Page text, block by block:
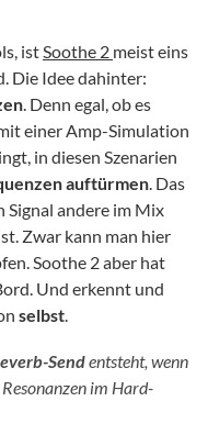
istSoothe 2 meist eins
Die Idee dahinter:
. Denn egal, ob es
einer Amp-Simulation
in diesen Szenarien
auftürmen. Das
Signal andere im Mix
Zwar kann man hier
Soothe 2 aber hat
Und erkennt und
selbst.
Sendentsteht, wenn
im Hard-